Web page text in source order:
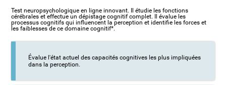
Test neuropsychologique en ligne innovant. Il étudie les fonctions
cérébrales et effectue un dépistage cognitif complet. Il évalue les
processus cognitifs qui influencent la perception et identifie les forces et
les faiblesses de ce domaine cognitif*.
Évalue l'état actuel des capacités cognitives les plus impliquées
dans la perception.